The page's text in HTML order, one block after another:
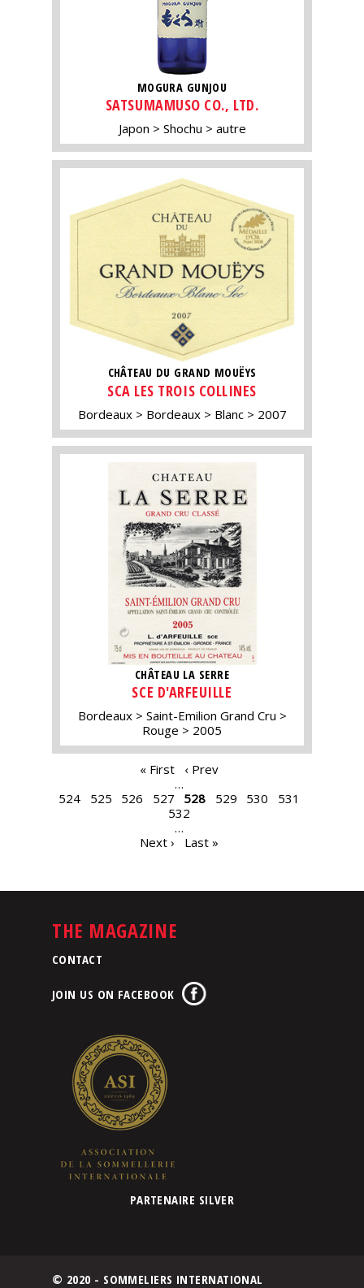
MOGURA GUNJOU
SATSUMAMUSO CO., LTD.
Japon Shochu autre
CHÂTEAU DU GRAND MOUËYS
SCA LES TROIS COLLINES
Bordeaux Bordeaux Blanc 2007
CHÂTEAU LA SERRE
SCE D'ARFEUILLE
Bordeaux
Saint-Emilion Grand Cru
Rouge
2005
« First
‹ Prev
…
524
525 526 527 528 529 530
531
532
…
Next ›
Last »
THE MAGAZINE
CONTACT
JOIN US ON FACEBOOK
PARTENAIRE SILVER
© 2020 - SOMMELIERS INTERNATIONAL